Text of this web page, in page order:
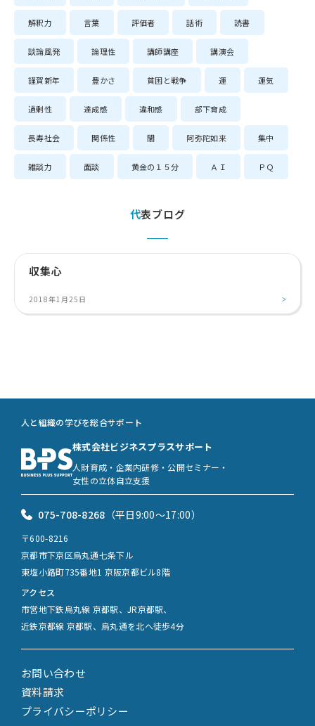
解釈力 言葉 評価者 話術 読書
談論風発 論理性 講師講座 講演会
謹賀新年 豊かさ 貧困と戦争 運 運気
過剰性 達成感 違和感 部下育成
長寿社会 関係性 闇 阿弥陀如来 集中
雑談力 面談 黄金の１５分 ＡＩ ＰＱ
代表ブログ
収集心
2018年1月25日
お問い合わせ
資料請求
プライバシーポリシー
人と組織の学びを総合サポート
株式会社ビジネスプラスサポート
人財育成・企業内研修・公開セミナー・
女性の立体自立支援
075-708-8268 （平日9:00〜17:00）
〒600-8216
京都市下京区烏丸通七条下ル
東塩小路町735番地1 京阪京都ビル8階
アクセス
市営地下鉄烏丸線 京都駅、JR京都駅、
近鉄京都線 京都駅、烏丸通を北へ徒歩4分